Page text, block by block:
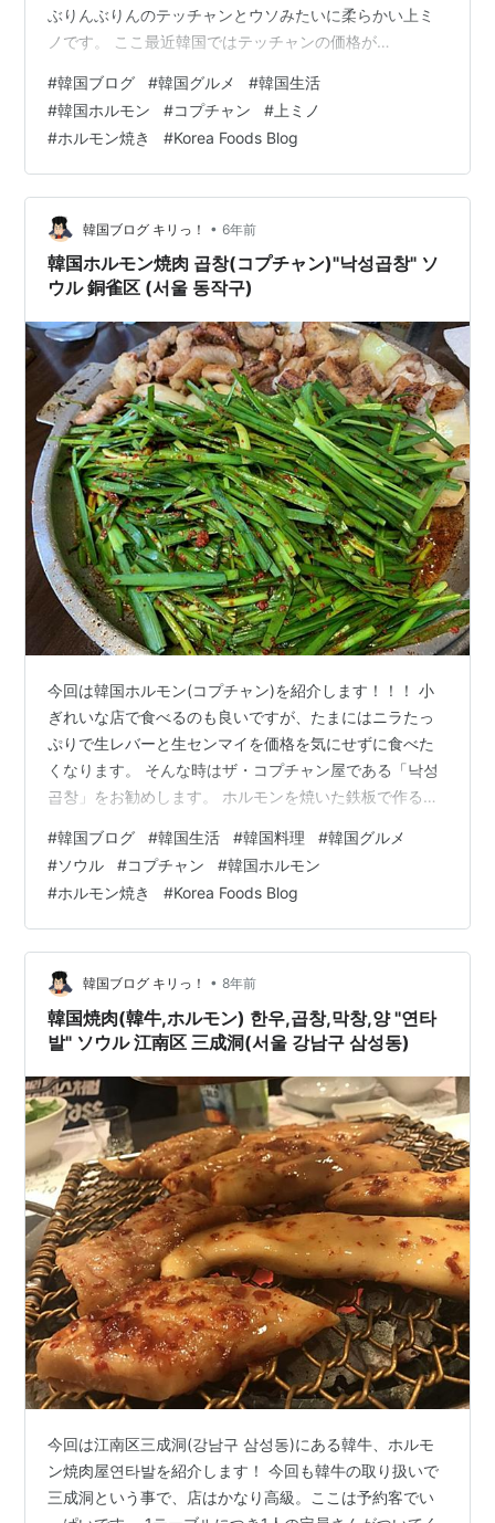
ぶりんぶりんのテッチャンとウソみたいに柔らかい上ミ
ノです。 ここ最近韓国ではテッチャンの価格が
すが、この店はなんとKRW13,000/人です。 生レバーと
キムチを出さない代わりに、そのコストをホルモンに全
振りしている店です！ では見ていきましょう！！！ 写真
概要 店名：세광양대창 용산점(セガンヤンテッチャン龍
山店) 店舗URL アクセス メニュー(料金) Instagram(ko…
#韓国ブログ #韓国グルメ #韓国生活
#韓国ホルモン #コプチャン #上ミノ
#ホルモン焼き #Korea Foods Blog
韓国ブログ キリっ！ • 6年前
韓国ホルモン焼肉 곱창(コプチャン)"낙성곱창" ソ
ウル 銅雀区 (서울 동작구)
今回は韓国ホルモン(コプチャン)を紹介します！！！ 小
ぎれいな店で食べるのも良いですが、たまにはニラたっ
ぷりで生レバーと生センマイを価格を気にせずに食べた
くなります。 そんな時はザ・コプチャン屋である「낙성
곱창」をお勧めします。 ホルモンを焼いた鉄板で作る〆
人も多くいます。 では見ていきましょう！！！！ 写真
概要 店名：낙성곱창(ナクソンコプチャン) アクセス メニ
ュー(料金) Instagram(korea_foods_blog) 写真 店の外観
最初は血の煮凝りスープと生レバー、生センマイが出て
きます 煮凝りはこんな感じ ニラたっぷりです…
#韓国ブログ #韓国生活 #韓国料理 #韓国グルメ
#ソウル #コプチャン #韓国ホルモン
#ホルモン焼き #Korea Foods Blog
韓国ブログ キリっ！ • 8年前
韓国焼肉(韓牛,ホルモン) 한우,곱창,막창,양 "연타
발" ソウル 江南区 三成洞(서울 강남구 삼성동)
今回は江南区三成洞(강남구 삼성동)にある韓牛、ホルモ
ン焼肉屋연타발を紹介します！ 今回も韓牛の取り扱いで
三成洞という事で、店はかなり高級。ここは予約客でい